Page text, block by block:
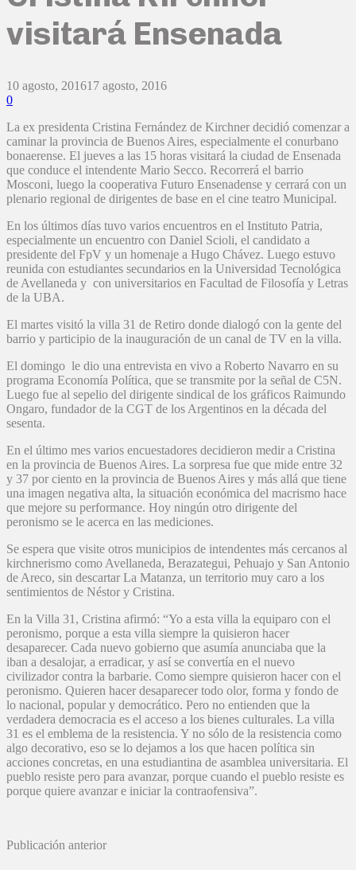
visitará Ensenada
10 agosto, 201617 agosto, 2016
0
La ex presidenta Cristina Fernández de Kirchner decidió comenzar a
caminar la provincia de Buenos Aires, especialmente el conurbano
bonaerense. El jueves a las 15 horas visitará la ciudad de Ensenada
que conduce el intendente Mario Secco. Recorrerá el barrio
Mosconi, luego la cooperativa Futuro Ensenadense y cerrará con un
plenario regional de dirigentes de base en el cine teatro Municipal.
En los últimos días tuvo varios encuentros en el Instituto Patria,
especialmente un encuentro con Daniel Scioli, el candidato a
presidente del FpV y un homenaje a Hugo Chávez. Luego estuvo
reunida con estudiantes secundarios en la Universidad Tecnológica
de Avellaneda y con universitarios en Facultad de Filosofía y Letras
de la UBA.
El martes visitó la villa 31 de Retiro donde dialogó con la gente del
barrio y participio de la inauguración de un canal de TV en la villa.
El domingo le dio una entrevista en vivo a Roberto Navarro en su
programa Economía Política, que se transmite por la señal de C5N.
Luego fue al sepelio del dirigente sindical de los gráficos Raimundo
Ongaro, fundador de la CGT de los Argentinos en la década del
sesenta.
En el último mes varios encuestadores decidieron medir a Cristina
en la provincia de Buenos Aires. La sorpresa fue que mide entre 32
y 37 por ciento en la provincia de Buenos Aires y más allá que tiene
una imagen negativa alta, la situación económica del macrismo hace
que mejore su performance. Hoy ningún otro dirigente del
peronismo se le acerca en las mediciones.
Se espera que visite otros municipios de intendentes más cercanos al
kirchnerismo como Avellaneda, Berazategui, Pehuajo y San Antonio
de Areco, sin descartar La Matanza, un territorio muy caro a los
sentimientos de Néstor y Cristina.
En la Villa 31, Cristina afirmó: “Yo a esta villa la equiparo con el
peronismo, porque a esta villa siempre la quisieron hacer
desaparecer. Cada nuevo gobierno que asumía anunciaba que la
iban a desalojar, a erradicar, y así se convertía en el nuevo
civilizador contra la barbarie. Como siempre quisieron hacer con el
peronismo. Quieren hacer desaparecer todo olor, forma y fondo de
lo nacional, popular y democrático. Pero no entienden que la
verdadera democracia es el acceso a los bienes culturales. La villa
31 es el emblema de la resistencia. Y no sólo de la resistencia como
algo decorativo, eso se lo dejamos a los que hacen política sin
acciones concretas, en una estudiantina de asamblea universitaria. El
pueblo resiste pero para avanzar, porque cuando el pueblo resiste es
porque quiere avanzar e iniciar la contraofensiva”.
Publicación anterior